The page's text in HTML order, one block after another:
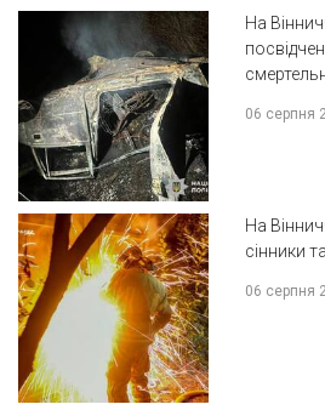
На
06 серпня
На
сінники
06 серпня